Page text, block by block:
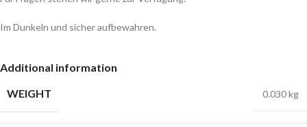
Im Dunkeln und sicher aufbewahren.
Additional information
WEIGHT
0.030 kg